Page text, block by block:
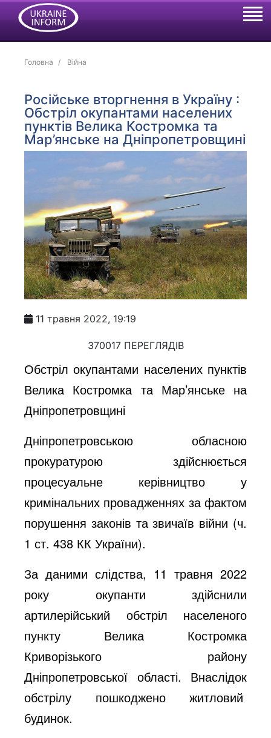
Головна Війна
Російське вторгнення в Україну :
Обстріл окупантами населених
пунктів Велика Костромка та
Мар’янське на Дніпропетровщині
11 травня 2022, 19:19
370017 ПЕРЕГЛЯДІВ
Обстріл окупантами населених пунктів
Велика Костромка та Мар’янське на
Дніпропетровщині
Дніпропетровською обласною
прокуратурою здійснюється
процесуальне керівництво у
кримінальних провадженнях за фактом
порушення законів та звичаїв війни (ч.
1 ст. 438 КК України).
За даними слідства, 11 травня 2022
року окупанти здійснили
артилерійський обстріл населеного
пункту Велика Костромка
Криворізького району
Дніпропетровської області. Внаслідок
обстрілу пошкоджено житловий
будинок.